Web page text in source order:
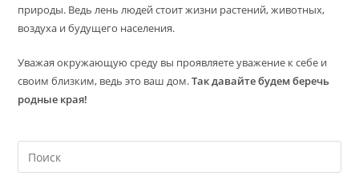
природы. Ведь лень людей стоит жизни растений, животных,
воздуха и будущего населения.
Уважая окружающую среду вы проявляете уважение к себе и
своим близким, ведь это ваш дом.Так давайте будем беречь
родные края!